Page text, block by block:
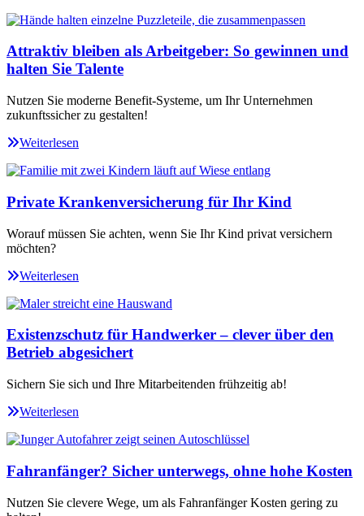
Attraktiv bleiben als Arbeitgeber: So gewinnen und
halten Sie Talente
Nutzen Sie moderne Benefit-Systeme, um Ihr Unternehmen
zukunftssicher zu gestalten!
Weiterlesen
Private Krankenversicherung für Ihr Kind
Worauf müssen Sie achten, wenn Sie Ihr Kind privat versichern
möchten?
Weiterlesen
Existenzschutz für Handwerker – clever über den
Betrieb abgesichert
Sichern Sie sich und Ihre Mitarbeitenden frühzeitig ab!
Weiterlesen
Fahranfänger? Sicher unterwegs, ohne hohe Kosten
Nutzen Sie clevere Wege, um als Fahranfänger Kosten gering zu